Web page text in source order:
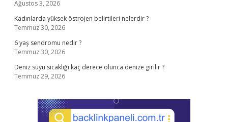
Ağustos 3, 2026
Kadınlarda yüksek östrojen belirtileri nelerdir ?
Temmuz 30, 2026
6 yaş sendromu nedir ?
Temmuz 30, 2026
Deniz suyu sıcaklığı kaç derece olunca denize girilir ?
Temmuz 29, 2026